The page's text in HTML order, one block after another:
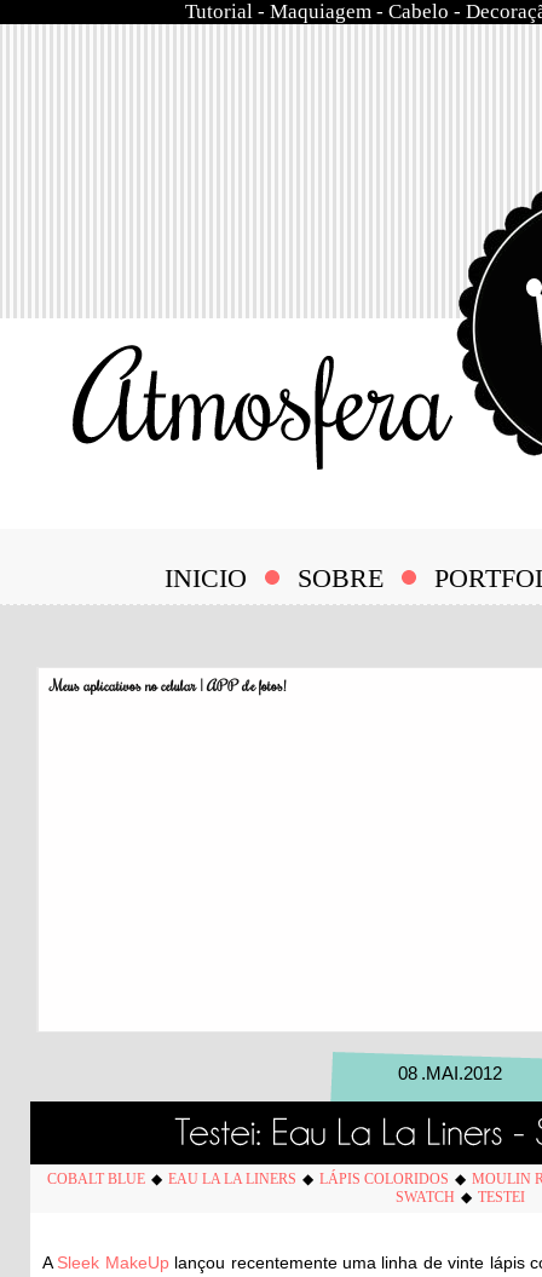
Tutorial- Maquiagem- Cabelo -
INICIO SOBRE
Meus aplicativos no celular | APP de fotos!
08 .MAI.2012
COBALT BLUE ◆ EAU LA LA LINERS ◆ LÁPIS COLORIDOS ◆ MOULIN
SWATCH ◆ TESTEI
A Sleek MakeUplançou recentemente uma linha de vinte lápis